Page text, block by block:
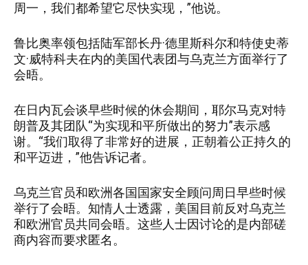
周一，我们都希望它尽快实现，”他说。
鲁比奥率领包括陆军部长丹·德里斯科尔和特使史蒂
文·威特科夫在内的美国代表团与乌克兰方面举行了
会晤。
在日内瓦会谈早些时候的休会期间，耶尔马克对特
朗普及其团队“为实现和平所做出的努力”表示感
谢。“我们取得了非常好的进展，正朝着公正持久的
和平迈进，”他告诉记者。
乌克兰官员和欧洲各国国家安全顾问周日早些时候
举行了会晤。知情人士透露，美国目前反对乌克兰
和欧洲官员共同会晤。这些人士因讨论的是内部磋
商内容而要求匿名。